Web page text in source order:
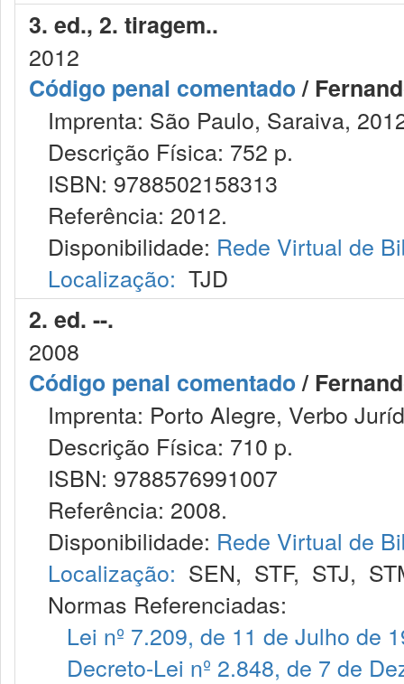
3. ed., 2. tiragem..
2012
Código penal comentado/
Imprenta: São Paulo, Saraiva,
Descrição Física: 752 p.
ISBN: 9788502158313
Referência: 2012.
Disponibilidade: Rede Virtual de
Localização: TJD
2. ed. --.
2008
Código penal comentado/
Imprenta: Porto Alegre, Verbo
Descrição Física: 710 p.
ISBN: 9788576991007
Referência: 2008.
Disponibilidade: Rede Virtual de
Localização: SEN, STF, STJ,
Normas Referenciadas:
Lei nº 7.209, de 11 de Julho de
Decreto-Lei nº 2.848, de 7 de